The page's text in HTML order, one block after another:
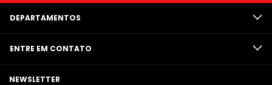
DEPARTAMENTOS
ENTRE EM CONTATO
NEWSLETTER